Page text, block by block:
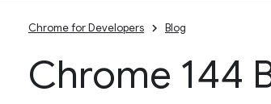
Chrome for Developers Blog
Chrome 144